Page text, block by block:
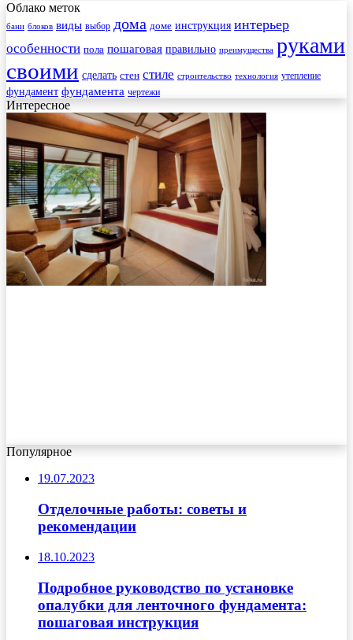
Облако меток
бани блоков виды выбор дома доме инструкция интерьер
особенности пола пошаговая правильно преимущества руками
своими сделать стен стиле строительство технология утепление
фундамент фундамента чертежи
Интересное
Популярное
19.07.2023
Отделочные работы: советы и
рекомендации
18.10.2023
Подробное руководство по установке
опалубки для ленточного фундамента:
пошаговая инструкция